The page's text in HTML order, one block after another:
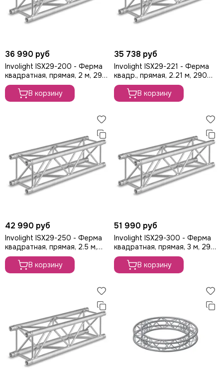
ROBE
PROLIGHTS
ShowLight
Silver Star
SmokeGENIE
SMOKE FACTORY
STAGE4
Tuchler
YODN
ЯRILO Pro
PROCAST Cable
CVGAUDIO
36 990 руб
Involight ISX29-200 - Ферма
квадратная, прямая, 2 м, 290
мм, труба 50 мм (4 шт CC29
SET в комплекте)
В корзину
35 738 руб
Involight ISX29-221 - Ферма
квадр., прямая, 2.21 м, 290
мм, труба 50 мм (4 шт CC29
SET в комплекте)
В корзину
42 990 руб
Involight ISX29-250 - Ферма
квадратная, прямая, 2.5 м,
290 мм, труба 50 мм (4шт
CC29SET в комплекте)
В корзину
51 990 руб
Involight ISX29-300 - Ферма
квадратная, прямая, 3 м, 290
мм, труба 50 мм (4 шт CC29
SET в комплекте)
В корзину